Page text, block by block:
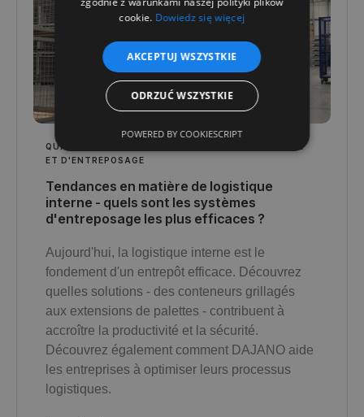
QUALITÉ ET TECHNOLOGIE
MANUEL DE LOGISTIQUE
ET D'ENTREPOSAGE
Tendances en matière de logistique
interne - quels sont les systèmes
d'entreposage les plus efficaces ?
Aujourd'hui, la logistique interne est le
fondement d'un entrepôt efficace. Découvrez
quelles solutions - des conteneurs grillagés
aux extensions de palettes - contribuent à
accroître la productivité et la sécurité.
Découvrez également comment DAJANO aide
les entreprises à optimiser leurs processus
logistiques.
cookie. Dowiedz się więcej
AKCEPTUJ WSZYSTKIE
ODRZUĆ WSZYSTKIE
POWERED BY COOKIESCRIPT